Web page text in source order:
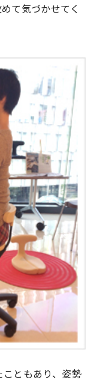
て気づかせてく
ともあり、姿勢